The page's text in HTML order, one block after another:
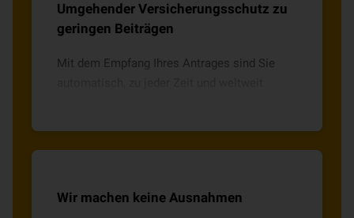
Umgehender Versicherungsschutz zu
geringen Beiträgen
Mit dem Empfang Ihres Antrages sind Sie
Wir machen keine Ausnahmen